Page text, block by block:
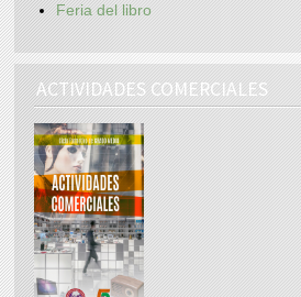
Feria del libro
ACTIVIDADES COMERCIALES